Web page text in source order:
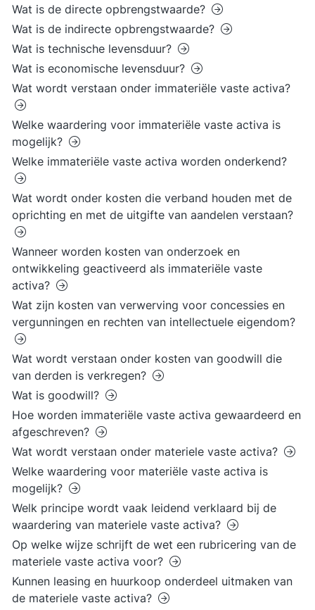
Wat is de directe opbrengstwaarde?
Wat is de indirecte opbrengstwaarde?
Wat is technische levensduur?
Wat is economische levensduur?
Wat wordt verstaan onder immateriële vaste activa?
Welke waardering voor immateriële vaste activa is
mogelijk?
Welke immateriële vaste activa worden onderkend?
Wat wordt onder kosten die verband houden met de
oprichting en met de uitgifte van aandelen verstaan?
Wanneer worden kosten van onderzoek en
ontwikkeling geactiveerd als immateriële vaste
activa?
Wat zijn kosten van verwerving voor concessies en
vergunningen en rechten van intellectuele eigendom?
Wat wordt verstaan onder kosten van goodwill die
van derden is verkregen?
Wat is goodwill?
Hoe worden immateriële vaste activa gewaardeerd en
afgeschreven?
Wat wordt verstaan onder materiele vaste activa?
Welke waardering voor materiële vaste activa is
mogelijk?
Welk principe wordt vaak leidend verklaard bij de
waardering van materiele vaste activa?
Op welke wijze schrijft de wet een rubricering van de
materiele vaste activa voor?
Kunnen leasing en huurkoop onderdeel uitmaken van
de materiele vaste activa?